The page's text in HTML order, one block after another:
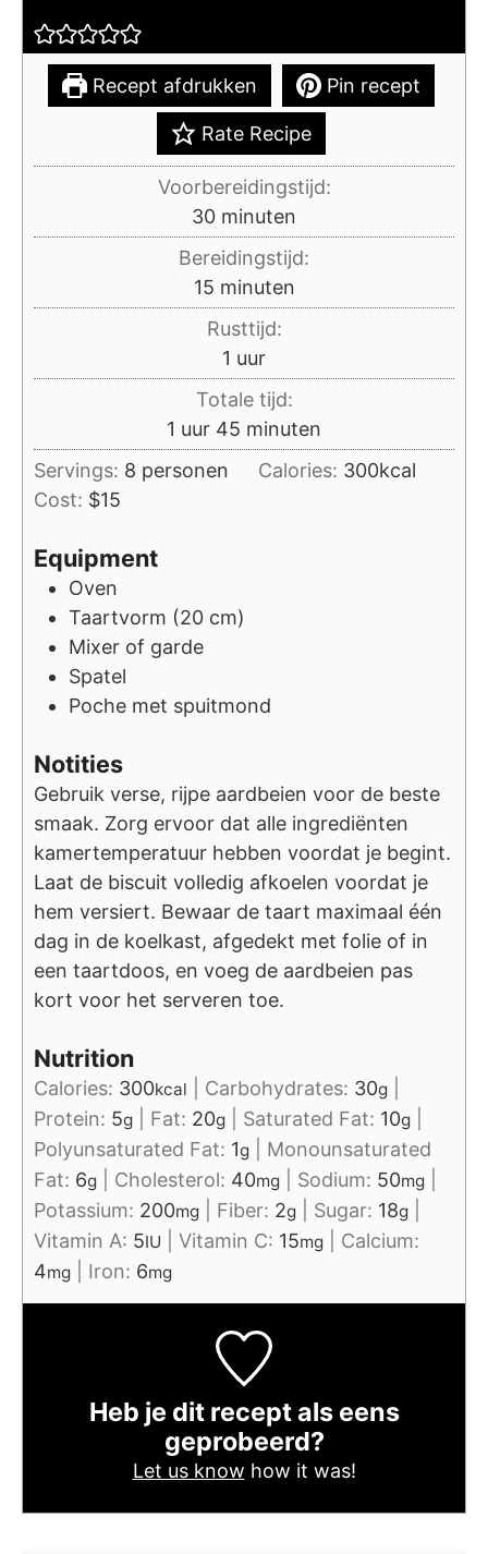
Recept afdrukken Pin recept
Rate Recipe
Voorbereidingstijd:
30minuten
minuten
Bereidingstijd:
15minuten
minuten
Rusttijd:
1 uur
uur
Totale tijd:
1 uur
uur 45 minuten
minuten
Servings: 8 personen Calories: 300kcal
Cost: $15
Equipment
Oven
Taartvorm (20 cm)
Mixer of garde
Spatel
Poche met spuitmond
Notities
Gebruik verse, rijpe aardbeien voor de beste
smaak. Zorg ervoor dat alle ingrediënten
kamertemperatuur hebben voordat je begint.
Laat de biscuit volledig afkoelen voordat je
hem versiert. Bewaar de taart maximaal één
dag in de koelkast, afgedekt met folie of in
een taartdoos, en voeg de aardbeien pas
kort voor het serveren toe.
Nutrition
Calories: 300kcal Carbohydrates: 30g
Protein: 5g Fat: 20g Saturated Fat: 10g
Polyunsaturated Fat: 1g
Monounsaturated
Fat: 6g Cholesterol: 40mg Sodium: 50mg
Potassium: 200mg Fiber: 2g Sugar: 18g
Vitamin A: 5IU Vitamin C: 15mg
Calcium:
4mg Iron: 6mg
Heb je dit recept als eens
geprobeerd?
Let us know how it was!